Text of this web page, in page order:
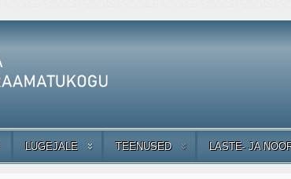
LUGEJALE TEENUSED LASTE- JA